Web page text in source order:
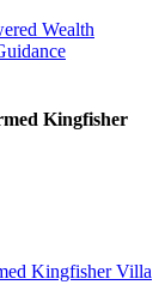
Kingfisher